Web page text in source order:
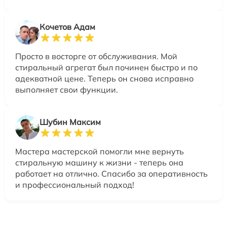
Кочетов Адам
Просто в восторге от обслуживания. Мой
стиральный агрегат был починен быстро и по
адекватной цене. Теперь он снова исправно
выполняет свои функции.
Шубин Максим
Мастера мастерской помогли мне вернуть
стиральную машину к жизни - теперь она
работает на отлично. Спасибо за оперативность
и профессиональный подход!